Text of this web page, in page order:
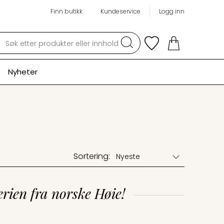
Logg inn
Finn butikk Kundeservice
Søk
Nyheter
Sortering:
fra norske Høie!